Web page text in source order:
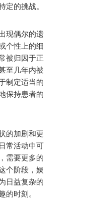
的挑战。
现偶尔的遗
个性上的细
被归因于正
至几年内被
制定适当的
保持患者的
的加剧和更
常活动中可
需要更多的
个阶段，娱
日益复杂的
的时刻。